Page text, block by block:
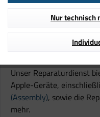
Unser Reparaturdienst
Apple-Geräte,
(Assembly), sowie die
mehr.
Nur technisch